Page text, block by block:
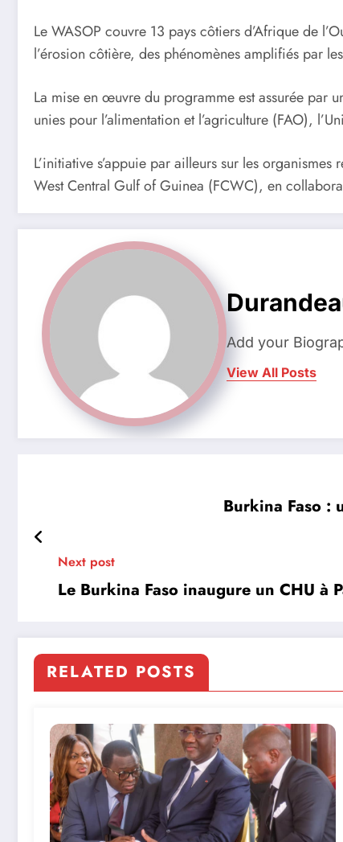
Le WASOP couvre 13 pays côtiers d’Afrique de
l’érosion côtière, des phénomènes amplifiés par
La mise en œuvre du programme est assurée par
unies pour l’alimentation et l’agriculture (FAO),
L’initiative s’appuie par ailleurs sur les
West Central Gulf of Guinea (FCWC), en
Add your
View All Posts
Burkina Faso :
Next post
Le Burkina Faso inaugure un CHU à
RELATED POSTS